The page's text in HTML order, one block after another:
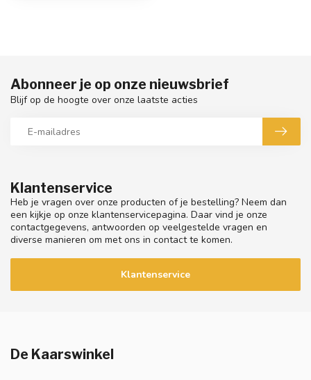
Klantenservice
Heb je vragen over onze producten of je bestelling? Neem dan
een kijkje op onze klantenservicepagina. Daar vind je onze
contactgegevens, antwoorden op veelgestelde vragen en
diverse manieren om met ons in contact te komen.
Klantenservice
Abonneer je op onze nieuwsbrief
Blijf op de hoogte over onze laatste acties
De Kaarswinkel